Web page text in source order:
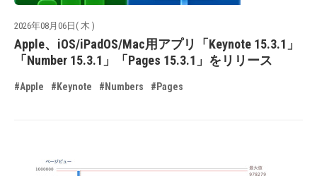
2026年08月06日( 木 )
Apple、iOS/iPadOS/Mac用アプリ「Keynote 15.3.1」
「Number 15.3.1」「Pages 15.3.1」をリリース
#Apple #Keynote #Numbers #Pages